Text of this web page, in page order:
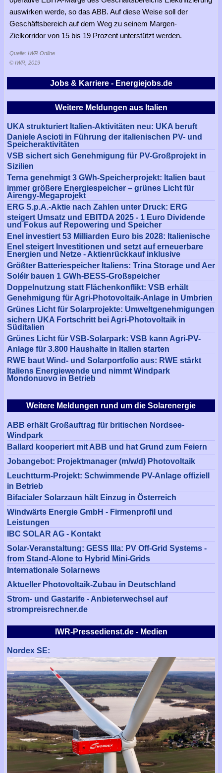
auswirken werde, so das ABB. Auf diese Weise soll der
Geschäftsbereich auf dem Weg zu seinem Margen-
Zielkorridor von 15 bis 19 Prozent unterstützt werden.
Quelle: IWR Online
© IWR, 2019
Weitere Meldungen rund um die Solarenergie
ABB erhält Großauftrag für britischen Nordsee-
Windpark
Ballard kooperiert mit ABB und hat Grund zum Feiern
Jobangebot: Projektmanager (m/w/d) Photovoltaik
Leuchtturm-Projekt: Schwimmende PV-Anlage offiziell
in Betrieb
Bifacialer Solarzaun hält Einzug in Österreich
Windwärts Energie GmbH - Firmenprofil und
Leistungen
IBC SOLAR AG - Kontakt
Solar-Veranstaltung: GESS IIIa: PV Off-Grid Systems -
from Stand-Alone to Hybrid Mini-Grids
Internationale Solarnews
Aktueller Photovoltaik-Zubau in Deutschland
Strom- und Gastarife - Anbieterwechsel auf
strompreisrechner.de
Jobs & Karriere - Energiejobs.de
IWR-Pressedienst.de - Medien
Nordex SE:
Weitere Meldungen aus Italien
UKA strukturiert Italien-Aktivitäten neu: UKA beruft
Daniele Ascioti in Führung der italienischen PV- und
Speicheraktivitäten
VSB sichert sich Genehmigung für PV-Großprojekt in
Sizilien
Terna genehmigt 3 GWh-Speicherprojekt: Italien baut
immer größere Energiespeicher – grünes Licht für
Airengy-Megaprojekt
ERG S.p.A.-Aktie nach Zahlen unter Druck: ERG
steigert Umsatz und EBITDA 2025 - 1 Euro Dividende
und Fokus auf Repowering und Speicher
Enel investiert 53 Milliarden Euro bis 2028: Italienische
Enel steigert Investitionen und setzt auf erneuerbare
Energien und Netze - Aktienrückkauf inklusive
Größter Batteriespeicher Italiens: Trina Storage und Aer
Soléir bauen 1 GWh-BESS-Großspeicher
Doppelnutzung statt Flächenkonflikt: VSB erhält
Genehmigung für Agri-Photovoltaik-Anlage in Umbrien
Grünes Licht für Solarprojekte: Umweltgenehmigungen
sichern UKA Fortschritt bei Agri-Photovoltaik in
Süditalien
Grünes Licht für VSB-Solarpark: VSB kann Agri-PV-
Anlage für 3.800 Haushalte in Italien starten
RWE baut Wind- und Solarportfolio aus: RWE stärkt
Italiens Energiewende und nimmt Windpark
Mondonuovo in Betrieb